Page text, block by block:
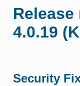
4.0.19
Security